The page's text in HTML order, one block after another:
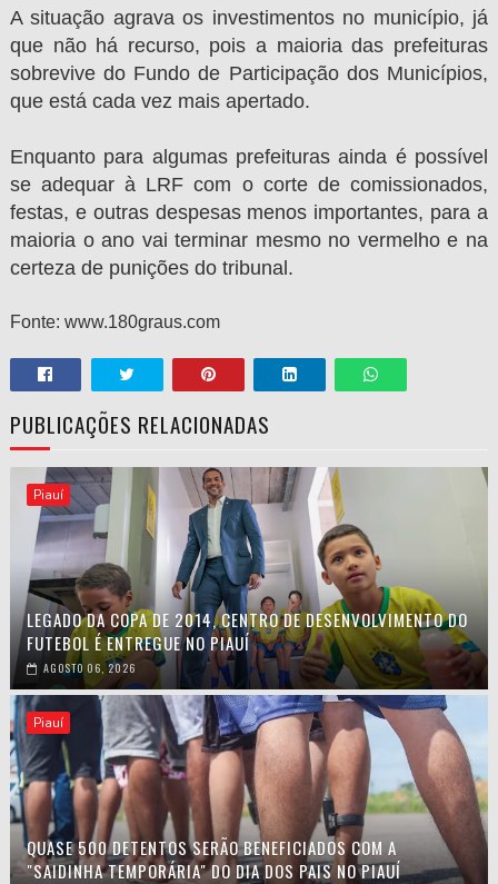
A situação agrava os investimentos no município, já
que não há recurso, pois a maioria das prefeituras
sobrevive do Fundo de Participação dos Municípios,
que está cada vez mais apertado.
Enquanto para algumas prefeituras ainda é possível
se adequar à LRF com o corte de comissionados,
festas, e outras despesas menos importantes, para a
maioria o ano vai terminar mesmo no vermelho e na
certeza de punições do tribunal.
Fonte: www.180graus.com
PUBLICAÇÕES RELACIONADAS
Piauí
LEGADO DA COPA DE 2014, CENTRO DE DESENVOLVIMENTO DO
FUTEBOL É ENTREGUE NO PIAUÍ
AGOSTO 06, 2026
Piauí
QUASE 500 DETENTOS SERÃO BENEFICIADOS COM A
"SAIDINHA TEMPORÁRIA" DO DIA DOS PAIS NO PIAUÍ